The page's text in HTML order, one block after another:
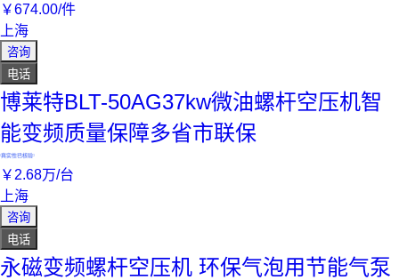
￥674.00/件
上海
咨询
电话
博莱特BLT-50AG37kw微油螺杆空压机智
能变频质量保障多省市联保
真实性已核验
￥ 2.68万/台
上海
咨询
电话
永磁变频螺杆空压机 环保气泡用节能气泵